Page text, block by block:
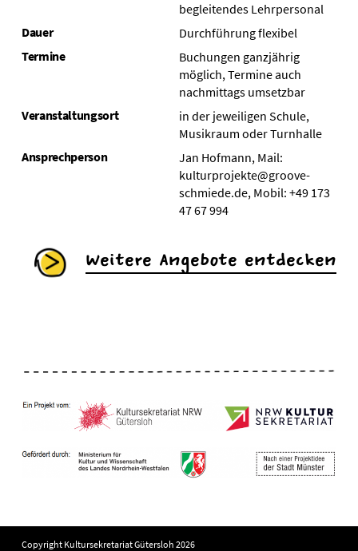
begleitendes Lehrpersonal
Dauer
Durchführung flexibel
Termine
Buchungen ganzjährig
möglich, Termine auch
nachmittags umsetzbar
Veranstaltungsort
in der jeweiligen Schule,
Musikraum oder Turnhalle
Ansprechperson
Jan Hofmann, Mail:
kulturprojekte@groove-
schmiede.de, Mobil: +49 173
47 67 994
Weitere Angebote entdecken
Copyright Kultursekretariat Gütersloh 2026